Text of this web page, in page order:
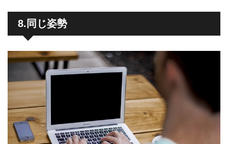
8.同じ姿勢